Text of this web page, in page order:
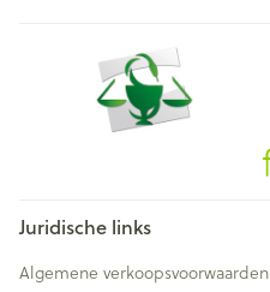
Juridische links
Algemene verkoopsvoorwaarden